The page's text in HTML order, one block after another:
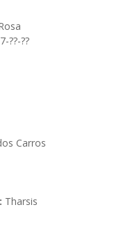
??-??
Carros
Tharsis